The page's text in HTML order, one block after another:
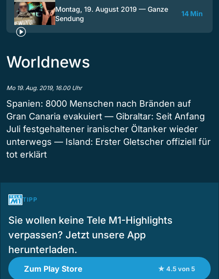
Montag, 19. August 2019 — Ganze
Sendung
14 Min
Worldnews
Mo 19. Aug. 2019, 16.00 Uhr
Spanien: 8000 Menschen nach Bränden auf
Gran Canaria evakuiert — Gibraltar: Seit Anfang
Juli festgehaltener iranischer Öltanker wieder
unterwegs — Island: Erster Gletscher offiziell für
tot erklärt
TIPP
Sie wollen keine Tele M1-Highlights
verpassen? Jetzt unsere App
herunterladen.
Zum Play Store ★ 4.5 von 5